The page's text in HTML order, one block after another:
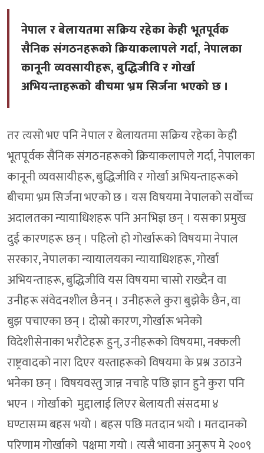
नेपाल र बेलायतमा सक्रिय रहेका केही भूतपूर्वक
सैनिक संगठनहरूको क्रियाकलापले गर्दा, नेपालका
कानूनी व्यवसायीहरू, बुद्धिजीवि र गोर्खा
अभियन्ताहरूको बीचमा भ्रम सिर्जना भएको छ ।
तर त्यसो भए पनि नेपाल र बेलायतमा सक्रिय रहेका केही
भूतपूर्वक सैनिक संगठनहरूको क्रियाकलापले गर्दा, नेपालका
कानूनी व्यवसायीहरू, बुद्धिजीवि र गोर्खा अभियन्ताहरूको
बीचमा भ्रम सिर्जना भएको छ । यस विषयमा नेपालको सर्वोच्च
अदालतका न्यायाधिशहरू पनि अनभिज्ञ छन् । यसका प्रमुख
दुई कारणहरू छन् । पहिलो हो गोर्खारूको विषयमा नेपाल
सरकार, नेपालका न्यायालयका न्यायाधिशहरू, गोर्खा
अभियन्ताहरू, बुद्धिजीवि यस विषयमा चासो राख्दैन वा
उनीहरू संवेदनशील छैनन् । उनीहरूले कुरा बुझेकै छैन, वा
बुझ पचाएका छन् । दोस्रो कारण, गोर्खारू भनेको
विदेशीसेनाका भरौटेहरू हुन्, उनीहरूको विषयमा, नक्कली
राष्ट्रवादको नारा दिएर यस्ताहरूको विषयमा के प्रश्न उठाउने
भनेका छन् । विषयवस्तु जान्न नचाहे पछि ज्ञान हुने कुरा पनि
भएन । गोर्खाको मुद्दालाई लिएर बेलायती संसदमा ४
घण्टासम्म बहस भयो । बहस पछि मतदान भयो । मतदानको
परिणाम गोर्खाको पक्षमा गयो । त्यसै भावना अनुरूप मे २००९